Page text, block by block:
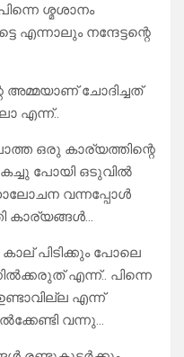
ശ്മശാനം
എന്നാലും നന്ദേട്ടന്റെ
ചോദിച്ചത്
എന്ന്..
ഒരു കാര്യത്തിന്റെ
പോയി ഒടുവിൽ
വന്നപ്പോൾ
കാര്യങ്ങൾ…
പിടിക്കും പോലെ
എന്ന്.. പിന്നെ
എന്ന്
വന്നു…